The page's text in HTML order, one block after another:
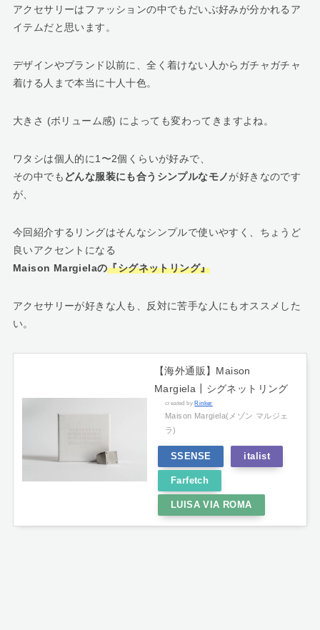
アクセサリーはファッションの中でもだいぶ好みが分かれるア
イテムだと思います。
デザインやブランド以前に、全く着けない人からガチャガチャ
着ける人まで本当に十人十色。
大きさ (ボリューム感) によっても変わってきますよね。
ワタシは個人的に1〜2個くらいが好みで、
その中でも どんな服装にも合うシンプルなモノが好きなのです
が、
今回紹介するリングはそんなシンプルで使いやすく、ちょうど
良いアクセントになる
Maison Margielaの『シグネットリング』
アクセサリーが好きな人も、反対に苦手な人にもオススメした
い。
【海外通販】Maison
Margiela┃シグネットリング
created byRinker
Maison Margiela(メゾン マルジェ
ラ)
SSENSE italist
Farfetch
LUISA VIA ROMA